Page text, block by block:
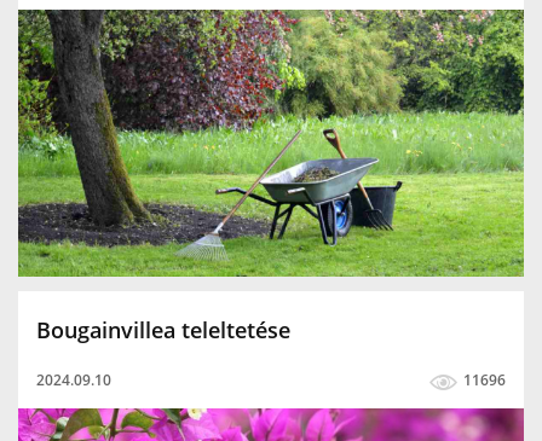
Bougainvillea teleltetése
2024.09.10 11696